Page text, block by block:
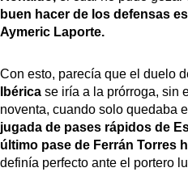
buen hacer de los defensas
Aymeric Laporte.
Con esto, parecía que el duelo
Ibérica se iría a la prórroga, sin
noventa, cuando solo quedaba
jugada de pases rápidos de
último pase de Ferrán Torres
definía perfecto ante el portero